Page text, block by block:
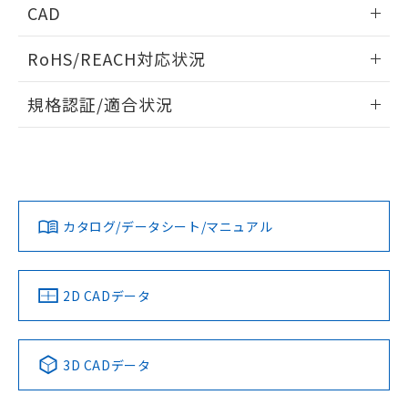
CAD
ドすることができます。
ログイン/会員登録
ダウンロードデータをご利用いただく前に、以下を必ずお読
みください。
ソフトウェアの使用条件
RoHS/REACH対応状況
EU RoHS 注意事項・凡例
対応済み
中国 RoHS 注意事項・凡例
Pb Hg Cd Cr(VI)
規格認証/適合状況
カタログ/データシート/マニュアル
2D CADデータ
3D CADデータ